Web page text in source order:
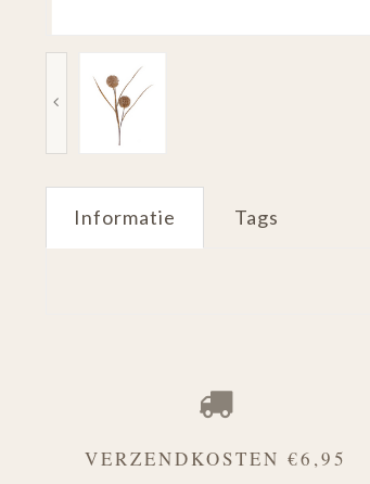
Informatie Tags
VERZENDKOSTEN €6,95